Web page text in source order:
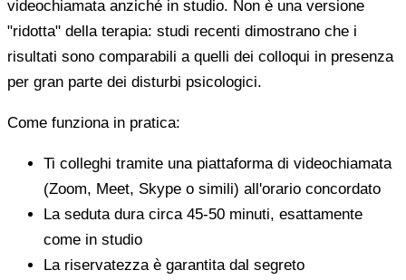
videochiamata anziché in studio. Non è una versione
"ridotta" della terapia: studi recenti dimostrano che i
risultati sono comparabili a quelli dei colloqui in presenza
per gran parte dei disturbi psicologici.
Come funziona in pratica:
Ti colleghi tramite una piattaforma di videochiamata
(Zoom, Meet, Skype o simili) all'orario concordato
La seduta dura circa 45-50 minuti, esattamente
come in studio
La riservatezza è garantita dal segreto